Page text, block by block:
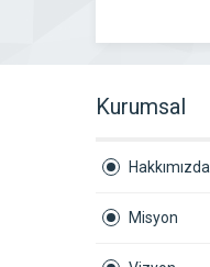
Kurumsal
Hakkımızda
Misyon